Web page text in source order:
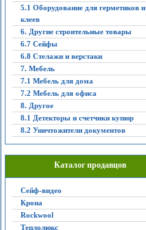
5.1 Оборудование для герметиков и
клеев
6. Другие строительные товары
6.7 Сейфы
6.8 Стелажи и верстаки
7. Мебель
7.1 Мебель для дома
7.2 Мебель для офиса
8. Другое
8.1 Детекторы и счетчики купюр
8.2 Уничтожители документов
Каталог продавцов
Сейф-видео
Крона
Rockwool
Теплолюкс